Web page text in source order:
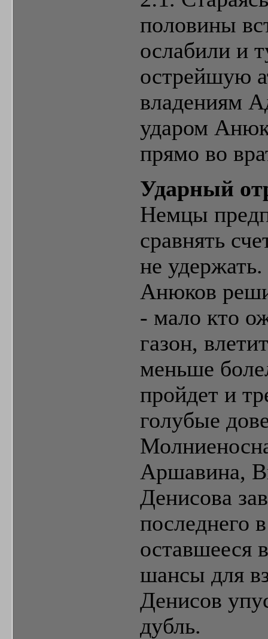
половины
ослабили и
острейшую
владениям
ударом
прямо во
Ударный
Немцы
сравнять
не
Анюков
- мало кто
газон,
меньше
пройдет и
голубые
Аршавина,
Денисова
последнего
оставшееся
шансы для
Денисов
дубль.